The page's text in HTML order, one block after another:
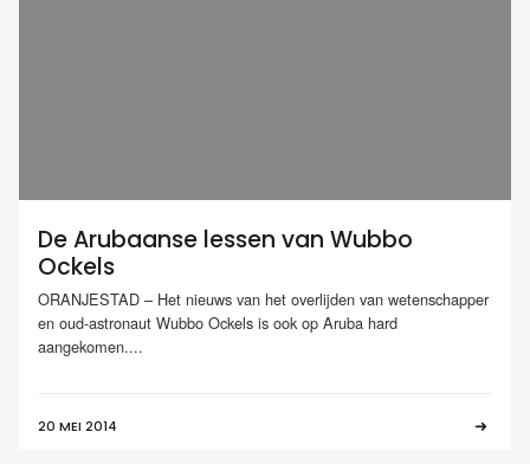
De Arubaanse lessen van Wubbo
Ockels
ORANJESTAD – Het nieuws van het overlijden van wetenschapper
en oud-astronaut Wubbo Ockels is ook op Aruba hard
aangekomen....
20 MEI 2014